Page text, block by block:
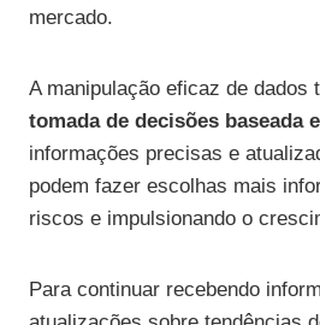
mercado.
A manipulação eficaz de dados
tomada de decisões baseada
informações precisas e
podem fazer escolhas mais
riscos e impulsionando o
Para continuar recebendo